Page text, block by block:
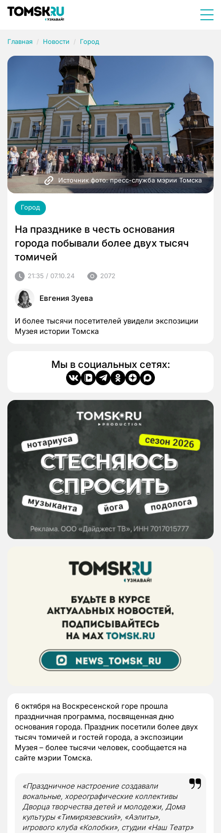
Главная Новости Город
Источник фото: пресс-служба мэрии Томска
Город
На празднике в честь основания
города побывали более двух тысяч
томичей
21:35 / 07.10.24 2072
Евгения Зуева
И более тысячи посетителей увидели экспозиции
Музея истории Томска
Мы в социальных сетях:
6 октября на Воскресенской горе прошла
праздничная программа, посвященная дню
основания города. Праздник посетили более двух
тысяч томичей и гостей города, а экспозиции
Музея – более тысячи человек, сообщается на
сайте мэрии Томска.
«Праздничное настроение создавали
вокальные, хореографические коллективы
Дворца творчества детей и молодежи, Дома
культуры «Тимирязевский», «Аэлиты»,
игрового клуба «Колобки», студии «Наш Театр»